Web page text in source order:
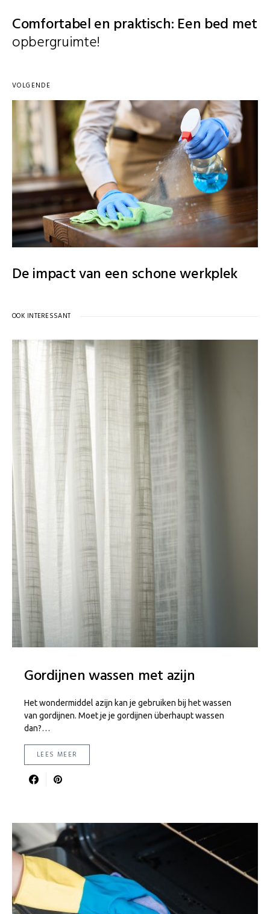
Comfortabel en praktisch: Een bed met
opbergruimte!
VOLGENDE
De impact van een schone werkplek
OOK INTERESSANT
Gordijnen wassen met azijn
Het wondermiddel azijn kan je gebruiken bij het wassen
van gordijnen. Moet je je gordijnen überhaupt wassen
dan?…
LEES MEER